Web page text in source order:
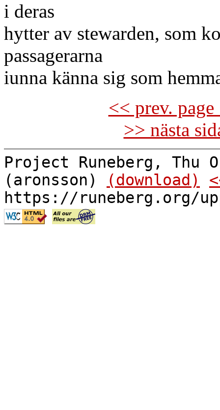
i deras
hytter av stewarden, som
passagerarna
iunna känna sig som
<< prev.
>> nästa
Project Runeberg, Thu
(aronsson)
(download)
https://runeberg.org/